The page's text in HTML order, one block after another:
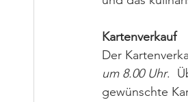
Kartenverkauf
Der
um 8.00 Uhr.
gewünschte